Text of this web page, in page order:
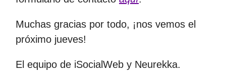
Muchas gracias por todo, ¡nos vemos el
próximo jueves!
El equipo de iSocialWeb y Neurekka.